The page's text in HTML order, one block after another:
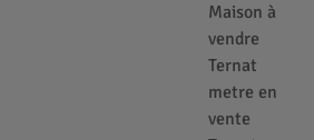
Maison à
vendre
Ternat
metre en
vente